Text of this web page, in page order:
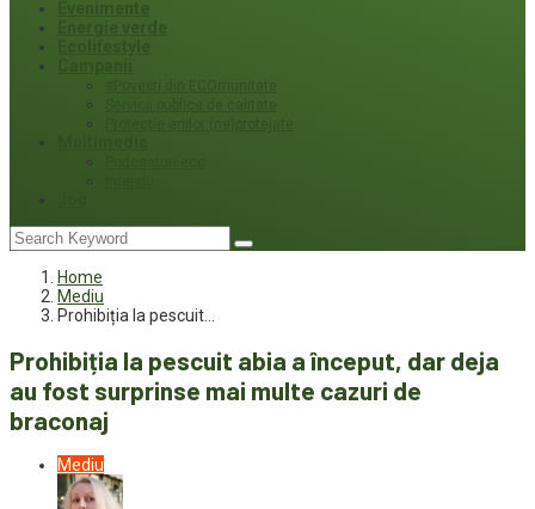
Home
Mediu
Prohibiția la pescuit…
Prohibiția la pescuit abia a început, dar deja
au fost surprinse mai multe cazuri de
braconaj
Mediu